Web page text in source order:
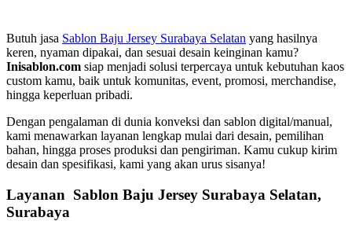
Butuh jasa Sablon Baju Jersey Surabaya Selatan yang hasilnya
keren, nyaman dipakai, dan sesuai desain keinginan kamu?
Inisablon.com siap menjadi solusi terpercaya untuk kebutuhan kaos
custom kamu, baik untuk komunitas, event, promosi, merchandise,
hingga keperluan pribadi.
Dengan pengalaman di dunia konveksi dan sablon digital/manual,
kami menawarkan layanan lengkap mulai dari desain, pemilihan
bahan, hingga proses produksi dan pengiriman. Kamu cukup kirim
desain dan spesifikasi, kami yang akan urus sisanya!
Layanan Sablon Baju Jersey Surabaya Selatan,
Surabaya